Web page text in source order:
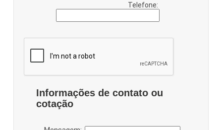
Telefone:
Informações de contato ou
cotação